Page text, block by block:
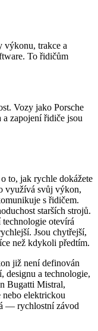
výkonu, trakce a
To řidičům
Vozy jako Porsche
zapojení řidiče jsou
to, jak rychle dokážete
využívá svůj výkon,
s řidičem.
starších strojů.
otevírá
Jsou chytřejší,
než kdykoli předtím.
již není definován
designu a technologie,
Bugatti Mistral,
elektrickou
— rychlostní závod